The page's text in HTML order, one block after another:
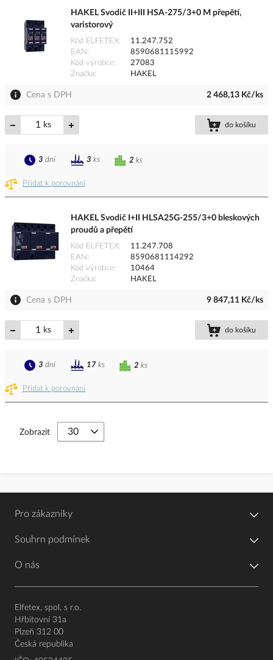
HAKEL Svodič II+III HSA-275/3+0 M přepětí,
varistorový
Kód ELFETEX
11.247.752
EAN
8590681115992
Kód výrobce
27083
Značka
HAKEL
Cena s DPH 2 468,13 Kč/ks
ks do košíku
Přidat k porovnání
2 ks
3 dní 3 ks
HAKEL Svodič I+II HLSA25G-255/3+0 bleskových
proudů a přepětí
Kód ELFETEX
11.247.708
EAN
8590681114292
Kód výrobce
10464
Značka
HAKEL
Cena s DPH 9 847,11 Kč/ks
ks do košíku
Přidat k porovnání
2 ks
3 dní 17 ks
Zobrazit
Pro zákazníky
Souhrn podmínek
O nás
Elfetex, spol. s r.o.
Hřbitovní 31a
Plzeň 312 00
Česká republika